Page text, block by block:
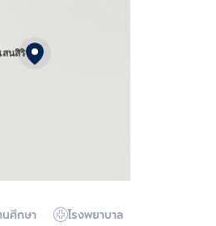
สนสิริ
ศึกษา โรงพยาบาล